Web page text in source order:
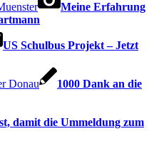
Meine Erfahrung
US Schulbus Projekt – Jetzt
1000 Dank an die
damit die Ummeldung zum